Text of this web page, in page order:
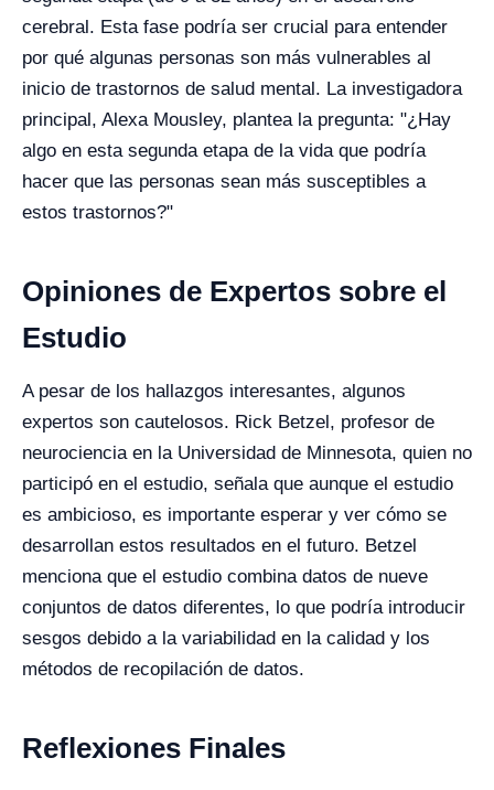
cerebral. Esta fase podría ser crucial para entender
por qué algunas personas son más vulnerables al
inicio de trastornos de salud mental. La investigadora
principal, Alexa Mousley, plantea la pregunta: "¿Hay
algo en esta segunda etapa de la vida que podría
hacer que las personas sean más susceptibles a
estos trastornos?"
Opiniones de Expertos sobre el
Estudio
A pesar de los hallazgos interesantes, algunos
expertos son cautelosos. Rick Betzel, profesor de
neurociencia en la Universidad de Minnesota, quien no
participó en el estudio, señala que aunque el estudio
es ambicioso, es importante esperar y ver cómo se
desarrollan estos resultados en el futuro. Betzel
menciona que el estudio combina datos de nueve
conjuntos de datos diferentes, lo que podría introducir
sesgos debido a la variabilidad en la calidad y los
métodos de recopilación de datos.
Reflexiones Finales